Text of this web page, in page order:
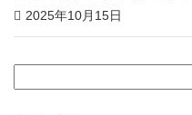
2025年10月15日